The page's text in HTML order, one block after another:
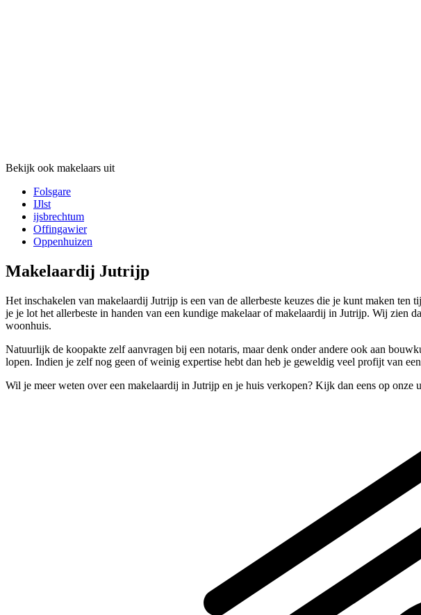
Bekijk ook makelaars uit
Folsgare
IJlst
ijsbrechtum
Offingawier
Oppenhuizen
Makelaardij Jutrijp
Het inschakelen van makelaardij Jutrijp is een van de allerbeste keuzes die je kunt maken
je je lot het allerbeste in handen van een kundige makelaar of makelaardij in Jutrijp. Wij zien
woonhuis.
Natuurlijk de koopakte zelf aanvragen bij een notaris, maar denk onder andere ook aan
lopen. Indien je zelf nog geen of weinig expertise hebt dan heb je geweldig veel profijt van
Wil je meer weten over een makelaardij in Jutrijp en je huis verkopen? Kijk dan eens op onze